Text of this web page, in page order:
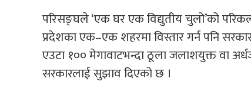
परिसङ्घले ‘एक घर एक विद्युतीय चुलो’को
प्रदेशका एक–एक शहरमा विस्तार गर्न पनि
एउटा १०० मेगावाटभन्दा ठूला जलाशयुक्त वा
सरकारलाई सुझाव दिएको छ ।